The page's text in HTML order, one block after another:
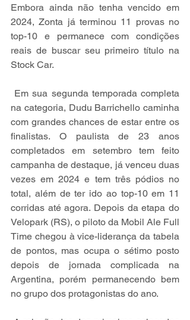
Embora ainda não tenha vencido em
2024, Zonta já terminou 11 provas no
top-10 e permanece com condições
reais de buscar seu primeiro título na
Stock Car.
na categoria, Dudu Barrichello caminha
com grandes chances de estar entre os
finalistas. O paulista de 23 anos
completados em setembro tem feito
campanha de destaque, já venceu duas
vezes em 2024 e tem três pódios no
total, além de ter ido ao top-10 em 11
corridas até agora. Depois da etapa do
Velopark (RS), o piloto da Mobil Ale Full
Time chegou à vice-liderança da tabela
de pontos, mas ocupa o sétimo posto
depois de jornada complicada na
Argentina, porém permanecendo bem
no grupo dos protagonistas do ano.